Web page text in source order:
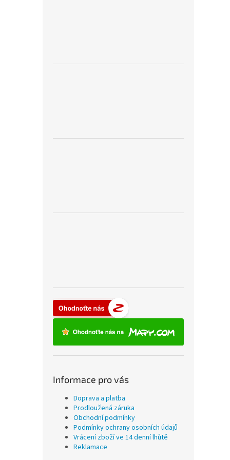
Informace pro vás
Doprava a platba
Prodloužená záruka
Obchodní podmínky
Podmínky ochrany osobních údajů
Vrácení zboží ve 14 denní lhůtě
Reklamace